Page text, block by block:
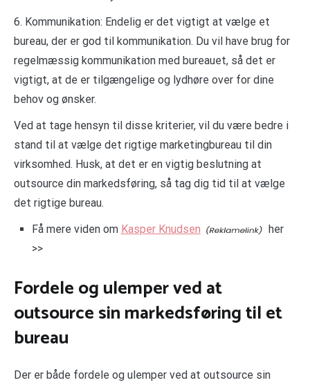
6. Kommunikation: Endelig er det vigtigt at vælge et
bureau, der er god til kommunikation. Du vil have brug for
regelmæssig kommunikation med bureauet, så det er
vigtigt, at de er tilgængelige og lydhøre over for dine
behov og ønsker.
Ved at tage hensyn til disse kriterier, vil du være bedre i
stand til at vælge det rigtige marketingbureau til din
virksomhed. Husk, at det er en vigtig beslutning at
outsource din markedsføring, så tag dig tid til at vælge
det rigtige bureau.
Få mere viden om Kasper Knudsen
her
>>
Fordele og ulemper ved at
outsource sin markedsføring til et
bureau
Der er både fordele og ulemper ved at outsource sin